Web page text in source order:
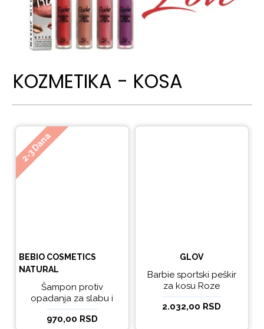
KOZMETIKA - KOSA
2-3 Dana
BEBIO COSMETICS
NATURAL
Šampon protiv
opadanja za slabu i
tanku kosu beBio
natural 300ml
970,00 RSD
GLOV
Barbie sportski peškir
za kosu Roze
2.032,00 RSD